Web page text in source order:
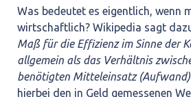
Was bedeutet es eigentlich, wenn
wirtschaftlich? Wikipedia sagt
Maß für die Effizienz im Sinne der
allgemein als das Verhältnis
benötigten Mitteleinsatz
hierbei den in Geld gemessenen